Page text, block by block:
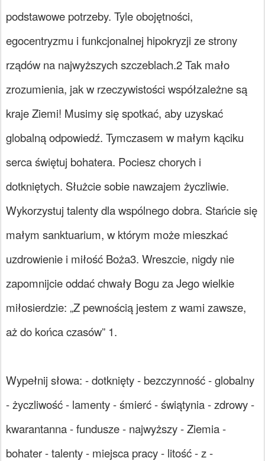
podstawowe potrzeby. Tyle obojętności,
egocentryzmu i funkcjonalnej hipokryzji ze strony
rządów na najwyższych szczeblach.2 Tak mało
zrozumienia, jak w rzeczywistości współzależne są
kraje Ziemi! Musimy się spotkać, aby uzyskać
globalną odpowiedź. Tymczasem w małym kąciku
serca świętuj bohatera. Pociesz chorych i
dotkniętych. Służcie sobie nawzajem życzliwie.
Wykorzystuj talenty dla wspólnego dobra. Stańcie się
małym sanktuarium, w którym może mieszkać
uzdrowienie i miłość Boża3. Wreszcie, nigdy nie
zapomnijcie oddać chwały Bogu za Jego wielkie
miłosierdzie: „Z pewnością jestem z wami zawsze,
aż do końca czasów” 1.
Wypełnij słowa: - dotknięty - bezczynność - globalny
- życzliwość - lamenty - śmierć - świątynia - zdrowy -
kwarantanna - fundusze - najwyższy - Ziemia -
bohater - talenty - miejsca pracy - litość - z -